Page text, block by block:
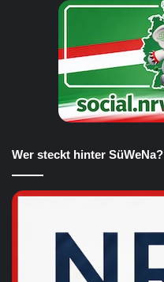
Wer steckt hinter SüWeNa?